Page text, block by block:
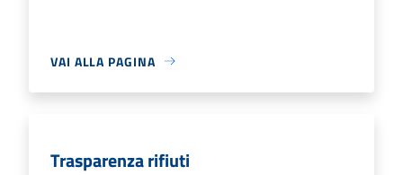
VAI ALLA PAGINA
Trasparenza rifiuti